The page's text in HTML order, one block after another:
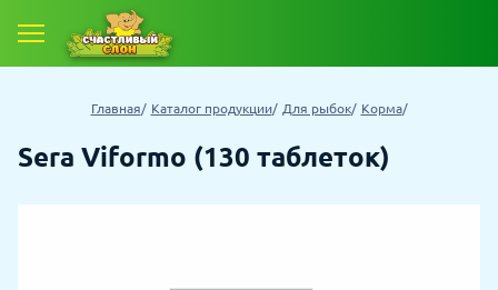
Главная Каталог продукции Для рыбок Корма
Sera Viformo (130 таблеток)